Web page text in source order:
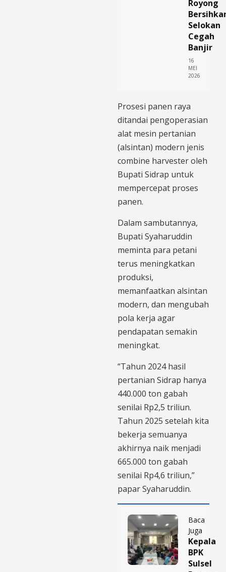
Royong
Selokan
Cegah
Banjir
16
MEI
2026
Prosesi panen raya
ditandai pengoperasian
alat mesin pertanian
(alsintan) modern jenis
combine harvester oleh
Bupati Sidrap untuk
mempercepat proses
panen.
Dalam sambutannya,
Bupati Syaharuddin
meminta para petani
terus meningkatkan
produksi,
memanfaatkan alsintan
modern, dan mengubah
pola kerja agar
pendapatan semakin
meningkat.
“Tahun 2024 hasil
pertanian Sidrap hanya
440.000 ton gabah
senilai Rp2,5 triliun.
Tahun 2025 setelah kita
bekerja semuanya
akhirnya naik menjadi
665.000 ton gabah
senilai Rp4,6 triliun,”
papar Syaharuddin.
Baca
Juga
Kepala
BPK
Sulsel